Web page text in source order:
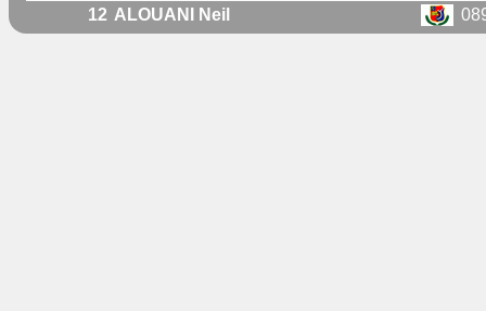
12 ALOUANI Neil